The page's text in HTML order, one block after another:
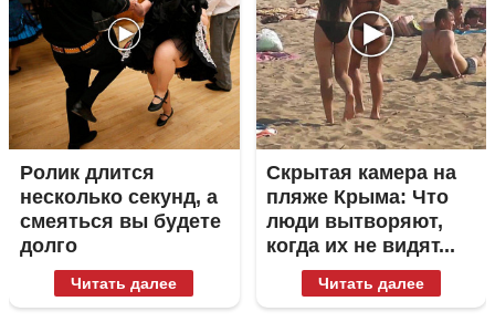
Ролик длится
несколько секунд, а
смеяться вы будете
долго
Читать далее
Скрытая камера на
пляже Крыма: Что
люди вытворяют,
когда их не видят...
Читать далее